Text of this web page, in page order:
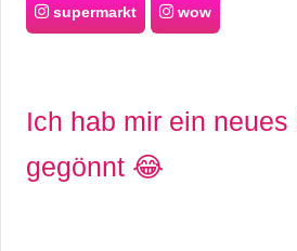
supermarkt wow
Ich hab mir ein neues
gegönnt 😂